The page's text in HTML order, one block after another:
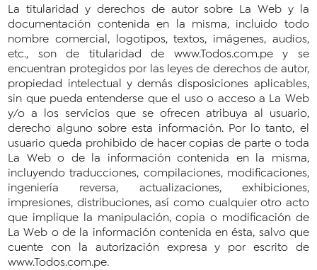
La titularidad y derechos de autor sobre La Web y la
documentación contenida en la misma, incluido todo
nombre comercial, logotipos, textos, imágenes, audios,
etc., son de titularidad de www.Todos.com.pe y se
encuentran protegidos por las leyes de derechos de autor,
propiedad intelectual y demás disposiciones aplicables,
sin que pueda entenderse que el uso o acceso a La Web
y/o a los servicios que se ofrecen atribuya al usuario,
derecho alguno sobre esta información. Por lo tanto, el
usuario queda prohibido de hacer copias de parte o toda
La Web o de la información contenida en la misma,
incluyendo traducciones, compilaciones, modificaciones,
ingeniería reversa, actualizaciones, exhibiciones,
impresiones, distribuciones, así como cualquier otro acto
que implique la manipulación, copia o modificación de
La Web o de la información contenida en ésta, salvo que
cuente con la autorización expresa y por escrito de
www.Todos.com.pe.